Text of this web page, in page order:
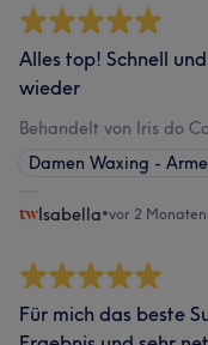
Alles top! Schnell
wieder
Behandelt von Iris do
Damen Waxing -
Isabella•vor 2 Monaten
Für mich das beste